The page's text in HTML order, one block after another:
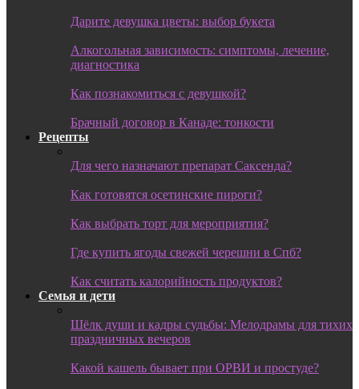
Дарите девушка цветы: выбор букета
Алкогольная зависимость: симптомы, лечение,
диагностика
Как познакомиться с девушкой?
Брачный договор в Канаде: тонкости
Рецепты
Для чего назначают препарат Саксенда?
Как готовятся осетинские пироги?
Как выбрать торт для мероприятия?
Где купить ягоды свежей черешни в Спб?
Как считать калорийность продуктов?
Семья и дети
Шёлк души и кадры судьбы: Мелодрамы для тихих
праздничных вечеров
Какой кашель бывает при ОРВИ и простуде?